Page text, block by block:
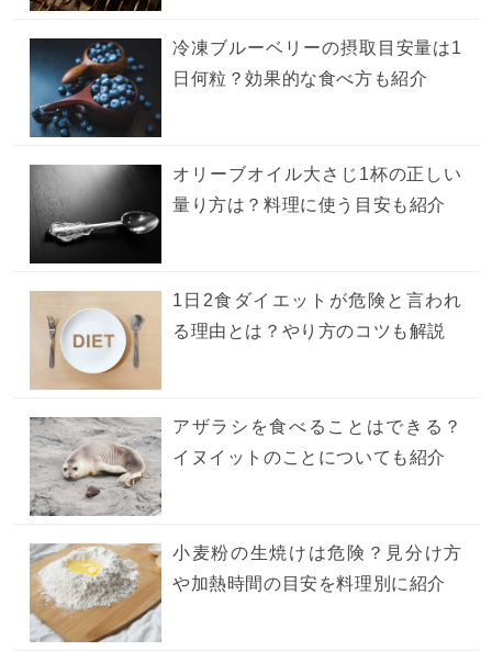
冷凍ブルーベリーの摂取目安量は1
日何粒？効果的な食べ方も紹介
オリーブオイル大さじ1杯の正しい
量り方は？料理に使う目安も紹介
1日2食ダイエットが危険と言われ
る理由とは？やり方のコツも解説
アザラシを食べることはできる？
イヌイットのことについても紹介
小麦粉の生焼けは危険？見分け方
や加熱時間の目安を料理別に紹介